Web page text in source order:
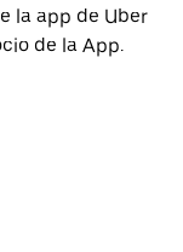
la app de Uber
de la App.